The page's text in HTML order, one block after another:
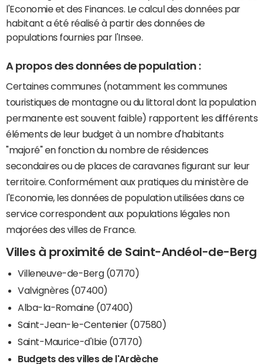
l'Economie et des Finances. Le calcul des données par
habitant a été réalisé à partir des données de
populations fournies par l'Insee.
A propos des données de population :
Certaines communes (notamment les communes
touristiques de montagne ou du littoral dont la population
permanente est souvent faible) rapportent les différents
éléments de leur budget à un nombre d'habitants
"majoré" en fonction du nombre de résidences
secondaires ou de places de caravanes figurant sur leur
territoire. Conformément aux pratiques du ministère de
l'Economie, les données de population utilisées dans ce
service correspondent aux populations légales non
majorées des villes de France.
Villes à proximité de Saint-Andéol-de-Berg
Villeneuve-de-Berg (07170)
Valvignères (07400)
Alba-la-Romaine (07400)
Saint-Jean-le-Centenier (07580)
Saint-Maurice-d'Ibie (07170)
Budgets des villes de l'Ardèche